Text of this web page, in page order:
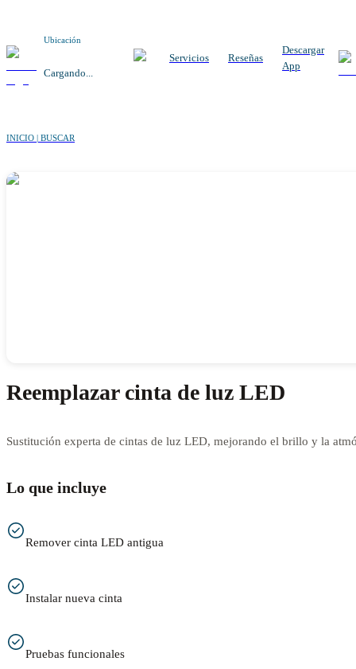
Ubicación
Cargando...
Servicios Reseñas
Descargar
App
INICIO | BUSCAR
Reemplazar cinta de luz LED
Sustitución experta de cintas de luz LED, mejorando el brillo y la
Lo que incluye
Remover cinta LED antigua
Instalar nueva cinta
Pruebas funcionales